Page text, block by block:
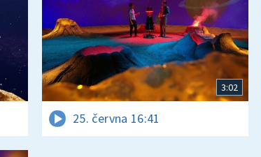
3:02
25. června 16:41